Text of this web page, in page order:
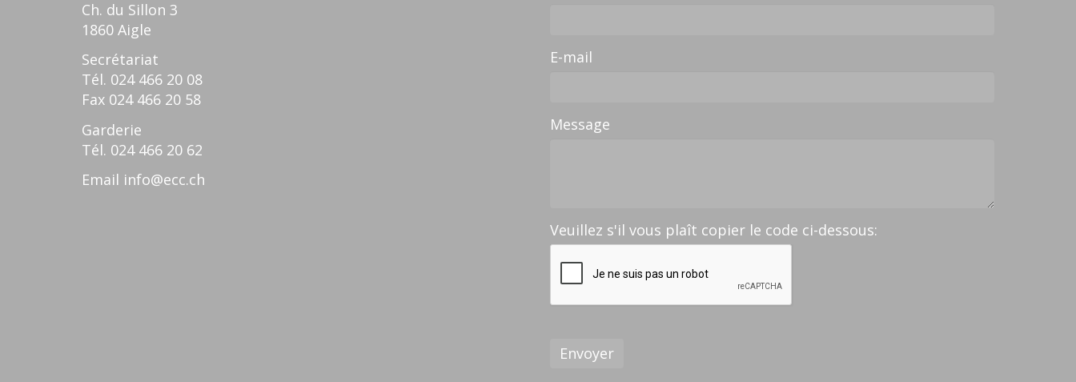
Ch. du Sillon 3
1860 Aigle
Secrétariat
Tél. 024 466 20 08
Fax 024 466 20 58
Garderie
Tél. 024 466 20 62
Email info@ecc.ch
E-mail
Message
Veuillez s'il vous plaît copier le code ci-dessous:
Envoyer